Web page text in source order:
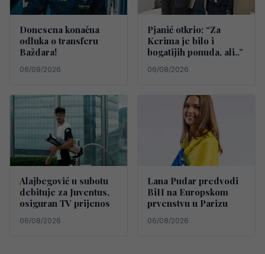
Donesena konačna
odluka o transferu
Baždara!
06/08/2026
Pjanić otkrio: “Za
Kerima je bilo i
bogatijih ponuda, ali..”
06/08/2026
Alajbegović u subotu
debituje za Juventus,
osiguran TV prijenos
06/08/2026
Lana Pudar predvodi
BiH na Europskom
prvenstvu u Parizu
06/08/2026